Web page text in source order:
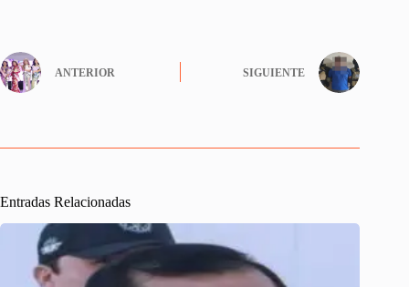
ok r
A
pp
ANTERIOR SIGUIENTE
Entradas Relacionadas